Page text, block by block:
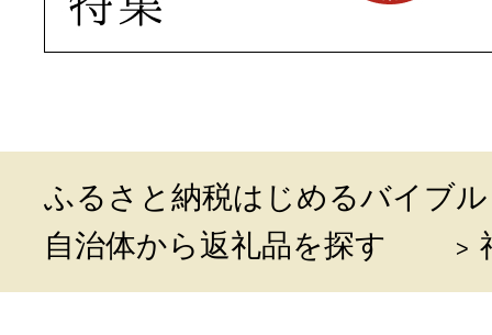
ふるさと納税はじめるバイブル
自治体から返礼品を探す